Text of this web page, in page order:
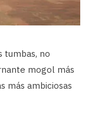
tumbas, no
mogol más
más ambiciosas